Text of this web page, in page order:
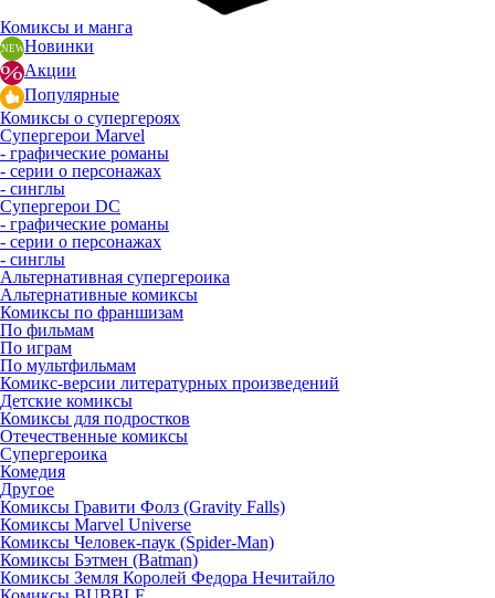
Комиксы и манга
Новинки
Акции
Популярные
Комиксы о супергероях
Супергерои Marvel
- графические романы
- серии о персонажах
- синглы
Супергерои DC
- графические романы
- серии о персонажах
- синглы
Альтернативная супергероика
Альтернативные комиксы
Комиксы по франшизам
По фильмам
По играм
По мультфильмам
Комикс-версии литературных произведений
Детские комиксы
Комиксы для подростков
Отечественные комиксы
Супергероика
Комедия
Другое
Комиксы Гравити Фолз (Gravity Falls)
Комиксы Marvel Universe
Комиксы Человек-паук (Spider-Man)
Комиксы Бэтмен (Batman)
Комиксы Земля Королей Федора Нечитайло